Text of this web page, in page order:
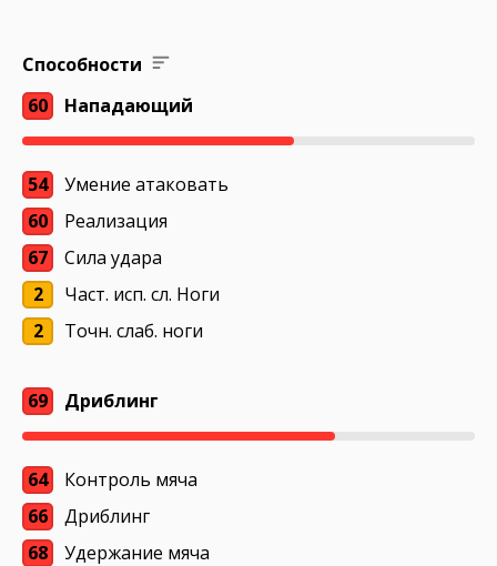
Способности
60
Нападающий
54
Умение атаковать
60
Реализация
67
Сила удара
2
Част. исп. сл. Ноги
2
Точн. слаб. ноги
69 Дриблинг
64
Контроль мяча
66
Дриблинг
68
Удержание мяча